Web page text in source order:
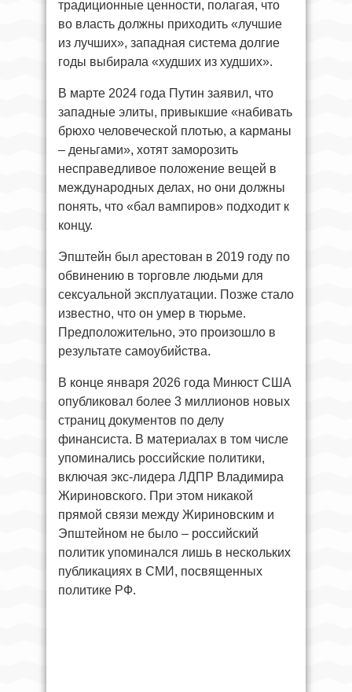
традиционные ценности, полагая, что
во власть должны приходить «лучшие
из лучших», западная система долгие
годы выбирала «худших из худших».
В марте 2024 года Путин заявил, что
западные элиты, привыкшие «набивать
брюхо человеческой плотью, а карманы
– деньгами», хотят заморозить
несправедливое положение вещей в
международных делах, но они должны
понять, что «бал вампиров» подходит к
концу.
Эпштейн был арестован в 2019 году по
обвинению в торговле людьми для
сексуальной эксплуатации. Позже стало
известно, что он умер в тюрьме.
Предположительно, это произошло в
результате самоубийства.
В конце января 2026 года Минюст США
опубликовал более 3 миллионов новых
страниц документов по делу
финансиста. В материалах в том числе
упоминались российские политики,
включая экс-лидера ЛДПР Владимира
Жириновского. При этом никакой
прямой связи между Жириновским и
Эпштейном не было – российский
политик упоминался лишь в нескольких
публикациях в СМИ, посвященных
политике РФ.